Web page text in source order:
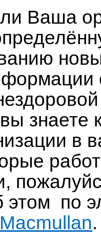
Ваша
знаете
в
этом по
.